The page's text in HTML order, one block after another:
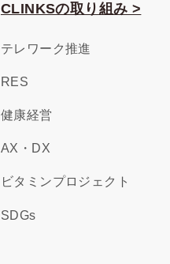
CLINKSの取り組み >
テレワーク推進
RES
健康経営
AX・DX
ビタミンプロジェクト
SDGs